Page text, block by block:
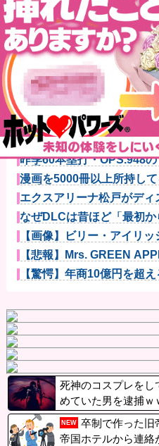
【画像】石川佳純さん(31)
ッッッ...
成人向けゲーム『ヤリス
銀行がst...
【速報】ジャンポケ斎藤
【悲報】落語家、亡くな
た過去を告白...
【速報】小沢一郎氏「デ
にかわいそう...
甲子園初・女性の審判員
「嬉しい気持ち...
なぁ、永久機関ってなんで
昨季60本塁打・OPS.948
今季...
漫画を5000冊以上所持し
に「ワン...
エクスアリーナ松戸がデ
くディスク...
なぜDLCは昔ほど「最初
なったのか...
【画像】ビリー・アイリ
ンスジ...
【悲報】Mrs. GREEN
【驚愕】年商10億円を超
死神のコスプレをし
めていた男を逮捕ｗ
NEW
卒制で作った旧
帝国ホテルから連絡